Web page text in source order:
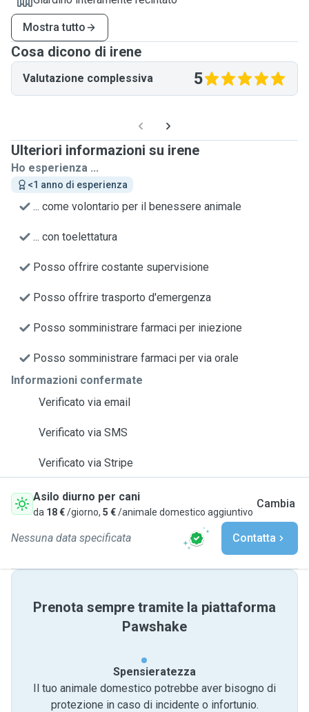
Mostra tutto
Cosa dicono di irene
Valutazione complessiva 5
Ulteriori informazioni su irene
Ho esperienza ...
<1 anno di esperienza
... come volontario per il benessere animale
... con toelettatura
Posso offrire costante supervisione
Posso offrire trasporto d'emergenza
Posso somministrare farmaci per iniezione
Posso somministrare farmaci per via orale
Informazioni confermate
Verificato via email
Verificato via SMS
Verificato via Stripe
Asilo diurno per cani
da 18 €/giorno, 5 €/animale domestico aggiuntivo
Cambia
Nessuna data specificata Contatta
Prenota sempre tramite la piattaforma
Pawshake
Spensieratezza
Il tuo animale domestico potrebbe aver bisogno di
protezione in caso di incidente o infortunio.